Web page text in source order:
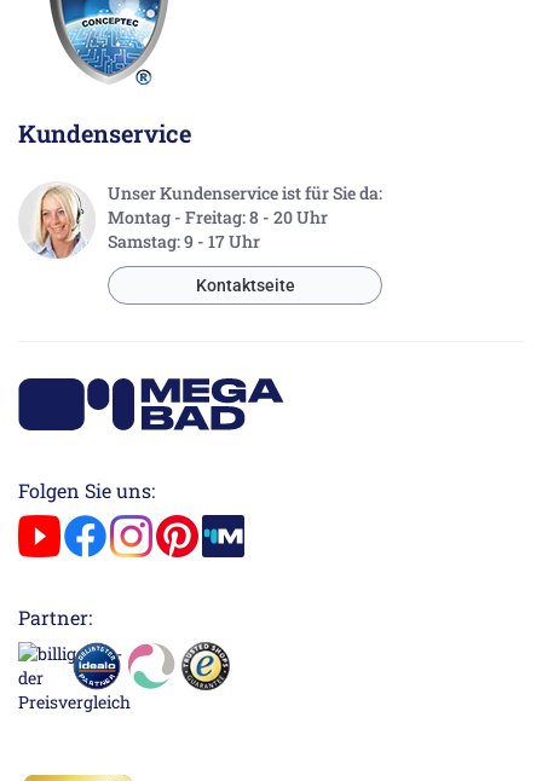
Kundenservice
Unser Kundenservice ist für Sie da:
Montag - Freitag: 8 - 20 Uhr
Samstag: 9 - 17 Uhr
Kontaktseite
Folgen Sie uns:
Partner: